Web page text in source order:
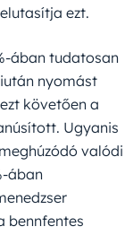
ezt.
ában tudatosan
nyomást
követően a
Ugyanis
valódi
ában
bennfentes